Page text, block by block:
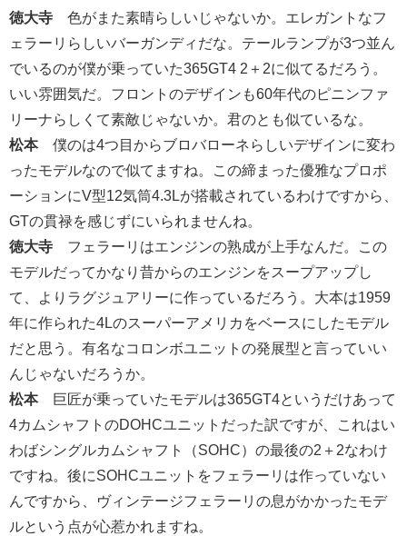
徳大寺 色がまた素晴らしいじゃないか。エレガントなフ
ェラーリらしいバーガンディだな。テールランプが3つ並ん
でいるのが僕が乗っていた365GT4 2＋2に似てるだろう。
いい雰囲気だ。フロントのデザインも60年代のピニンファ
リーナらしくて素敵じゃないか。君のとも似ているな。
松本僕のは4つ目からブロバローネらしいデザインに変わ
ったモデルなので似てますね。この締まった優雅なプロポ
ーションにV型12気筒4.3Lが搭載されているわけですから、
GTの貫禄を感じずにいられませんね。
徳大寺 フェラーリはエンジンの熟成が上手なんだ。この
モデルだってかなり昔からのエンジンをスープアップし
て、よりラグジュアリーに作っているだろう。大本は1959
年に作られた4Lのスーパーアメリカをベースにしたモデル
だと思う。有名なコロンボユニットの発展型と言っていい
んじゃないだろうか。
松本巨匠が乗っていたモデルは365GT4というだけあって
4カムシャフトのDOHCユニットだった訳ですが、これはい
わばシングルカムシャフト（SOHC）の最後の2＋2なわけ
ですね。後にSOHCユニットをフェラーリは作っていない
んですから、ヴィンテージフェラーリの息がかかったモデ
ルという点が心惹かれますね。